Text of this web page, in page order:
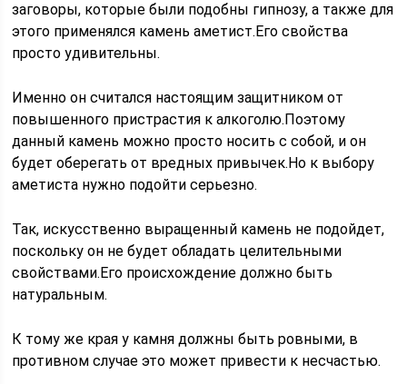
заговоры, которые были подобны гипнозу, а также для
этого применялся камень аметист.Его свойства
просто удивительны.
Именно он считался настоящим защитником от
повышенного пристрастия к алкоголю.Поэтому
данный камень можно просто носить с собой, и он
будет оберегать от вредных привычек.Но к выбору
аметиста нужно подойти серьезно.
Так, искусственно выращенный камень не подойдет,
поскольку он не будет обладать целительными
свойствами.Его происхождение должно быть
натуральным.
К тому же края у камня должны быть ровными, в
противном случае это может привести к несчастью.